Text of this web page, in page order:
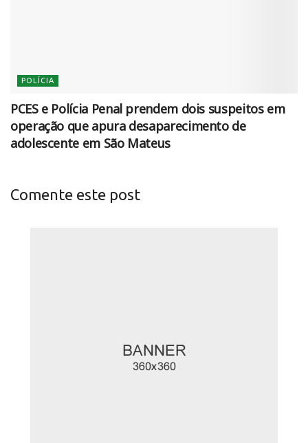
POLÍCIA
PCES e Polícia Penal prendem dois suspeitos em
operação que apura desaparecimento de
adolescente em São Mateus
Comente este post